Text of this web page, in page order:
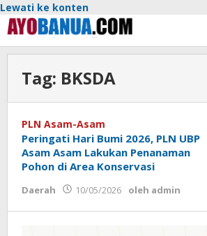
Lewati ke konten
Tag: BKSDA
PLN Asam-Asam
Peringati Hari Bumi 2026, PLN UBP
Asam Asam Lakukan Penanaman
Pohon di Area Konservasi
Daerah 10/05/2026 oleh admin